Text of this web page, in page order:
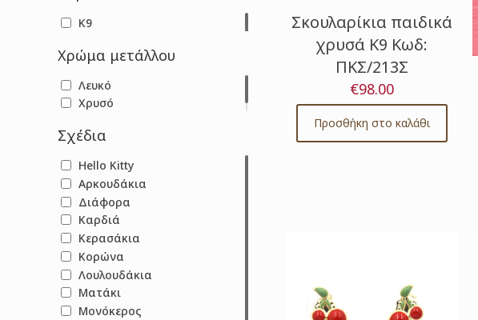
Σκουλαρίκια παιδικά
χρυσά Κ9 Κωδ:
ΠΚΣ/213Σ
€98.00
Προσθήκη στο καλάθι
Κ9
Χρώμα μετάλλου
Λευκό
Χρυσό
Σχέδια
Hello Kitty
Αρκουδάκια
Διάφορα
Καρδιά
Κερασάκια
Κορώνα
Λουλουδάκια
Ματάκι
Μονόκερος